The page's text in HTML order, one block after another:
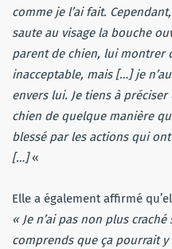
comme je l’ai fait.
saute au visage la bouche
parent de chien, lui montrer
inacceptable, mais […] je
envers lui. Je tiens à préciser
chien de quelque manière
blessé par les actions qui
[…]«
Elle a également affirmé
« Je n’ai pas non plus
comprends que ça pourrait y